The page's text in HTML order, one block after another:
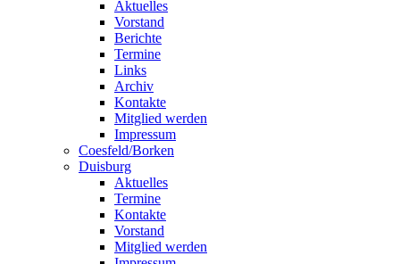
Aktuelles
Vorstand
Berichte
Termine
Links
Archiv
Kontakte
Mitglied werden
Impressum
Coesfeld/Borken
Duisburg
Aktuelles
Termine
Kontakte
Vorstand
Mitglied werden